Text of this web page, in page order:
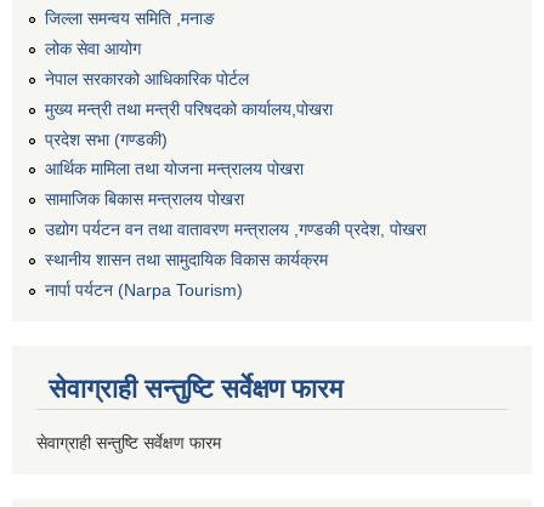
जिल्ला समन्वय समिति ,मनाङ
लोक सेवा आयोग
नेपाल सरकारको आधिकारिक पोर्टल
मुख्य मन्त्री तथा मन्त्री परिषदको कार्यालय,पोखरा
प्रदेश सभा (गण्डकी)
आर्थिक मामिला तथा योजना मन्त्रालय पोखरा
सामाजिक बिकास मन्त्रालय पोखरा
उद्योग पर्यटन वन तथा वातावरण मन्त्रालय ,गण्डकी प्रदेश, पोखरा
स्थानीय शासन तथा सामुदायिक विकास कार्यक्रम
नार्पा पर्यटन (Narpa Tourism)
सेवाग्राही सन्तुष्टि सर्वेक्षण फारम
सेवाग्राही सन्तुष्टि सर्वेक्षण फारम